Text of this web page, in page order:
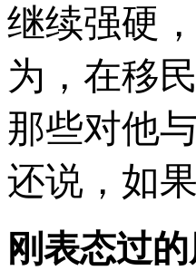
继续强硬
为，在移
那些对他
还说，如
刚表态过